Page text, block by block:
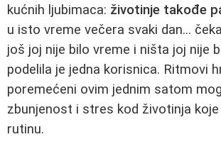
kućnih ljubimaca: životinje takođe
u isto vreme večera svaki dan...
još joj nije bilo vreme i ništa joj nije
podelila je jedna korisnica. Ritmovi
poremećeni ovim jednim satom
zbunjenost i stres kod životinja
rutinu.